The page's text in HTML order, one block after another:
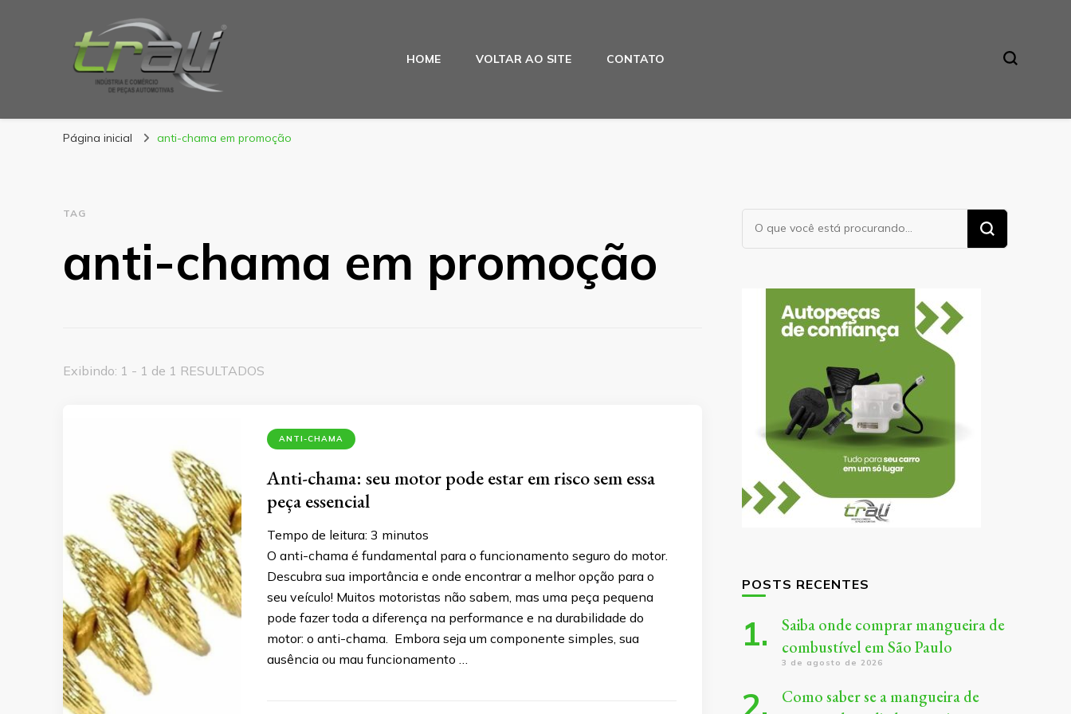
Blog Trali
Tudo sobre seu veículo!
HOME VOLTAR AO SITE CONTATO
Página inicial anti-chama em promoção
TAG
anti-chama em promoção
Exibindo: 1 - 1 de 1 RESULTADOS
ANTI-CHAMA
Anti-chama: seu motor pode estar em risco sem essa
peça essencial
Tempo de leitura: 3 minutos
O anti-chama é fundamental para o funcionamento seguro do motor.
Descubra sua importância e onde encontrar a melhor opção para o
seu veículo! Muitos motoristas não sabem, mas uma peça pequena
pode fazer toda a diferença na performance e na durabilidade do
motor: o anti-chama. Embora seja um componente simples, sua
ausência ou mau funcionamento …
Procurando
algo?
POSTS RECENTES
Saiba onde comprar mangueira de
combustível em São Paulo
3 de agosto de 2026
Como saber se a mangueira de